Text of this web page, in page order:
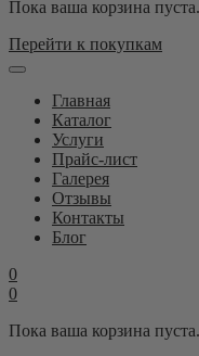
Пока ваша корзина пуста.
Перейти к покупкам
Главная
Каталог
Услуги
Прайс-лист
Галерея
Отзывы
Контакты
Блог
0
0
Пока ваша корзина пуста.